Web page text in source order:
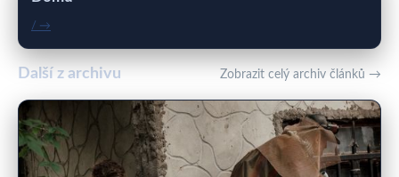
/ →
Další z archivu Zobrazit celý archiv článků →